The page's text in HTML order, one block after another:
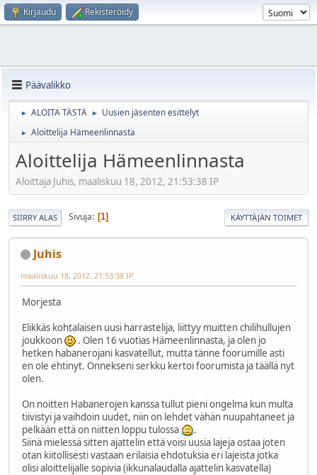
Kirjaudu Rekisteröidy
Päävalikko
► ALOITA TÄSTÄ ► Uusien jäsenten esittelyt
► Aloittelija Hämeenlinnasta
Aloittelija Hämeenlinnasta
Aloittaja Juhis, maaliskuu 18, 2012, 21:53:38 IP
SIIRRY ALAS Sivuja 1 KÄYTTÄJÄN TOIMET
Juhis
maaliskuu 18, 2012, 21:53:38 IP
Morjesta
Elikkäs kohtalaisen uusi harrastelija, liittyy muitten chilihullujen
joukkoon
. Olen 16 vuotias Hämeenlinnasta, ja olen jo
hetken habanerojani kasvatellut, mutta tänne foorumille asti
en ole ehtinyt. Onnekseni serkku kertoi foorumista ja täällä nyt
olen.
On noitten Habanerojen kanssa tullut pieni ongelma kun multa
tiivistyi ja vaihdoin uudet, niin on lehdet vähän nuupahtaneet ja
pelkään että on niitten loppu tulossa
.
Siinä mielessä sitten ajattelin että voisi uusia lajeja ostaa joten
otan kiitollisesti vastaan erilaisia ehdotuksia eri lajeista jotka
olisi aloittelijalle sopivia (ikkunalaudalla ajattelin kasvatella)